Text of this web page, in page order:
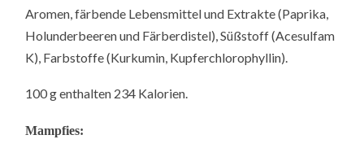
Aromen, färbende Lebensmittel und Extrakte (Paprika,
Holunderbeeren und Färberdistel), Süßstoff (Acesulfam
K), Farbstoffe (Kurkumin, Kupferchlorophyllin).
100 g enthalten 234 Kalorien.
Mampfies: